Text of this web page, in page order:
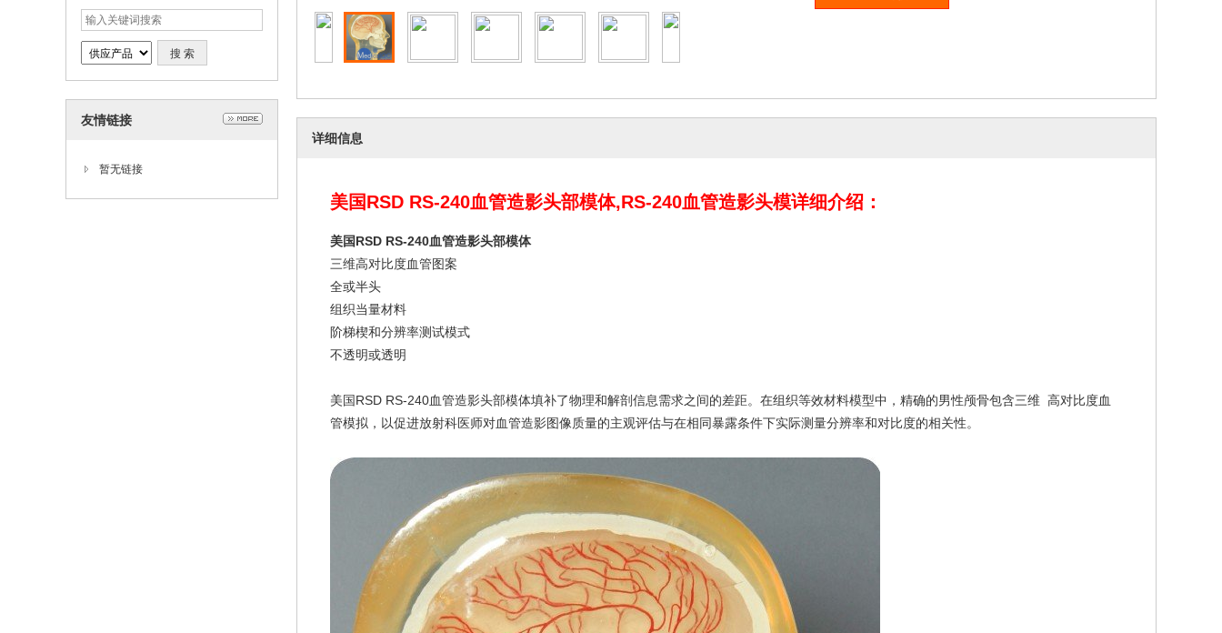
友情链接
暂无链接
详细信息
美国RSD RS-240血管造影头部模体,RS-240血管造影头模详细介绍：
美国RSD RS-240血管造影头部模体
三维高对比度血管图案
全或半头
组织当量材料
阶梯楔和分辨率测试模式
不透明或透明
美国RSD RS-240血管造影头部模体填补了物理和解剖信息需求之间的差距。在组织等效材料模型中，精确的男性颅骨包含三维 高对比度血
管模拟，以促进放射科医师对血管造影图像质量的主观评估与在相同暴露条件下实际测量分辨率和对比度的相关性。